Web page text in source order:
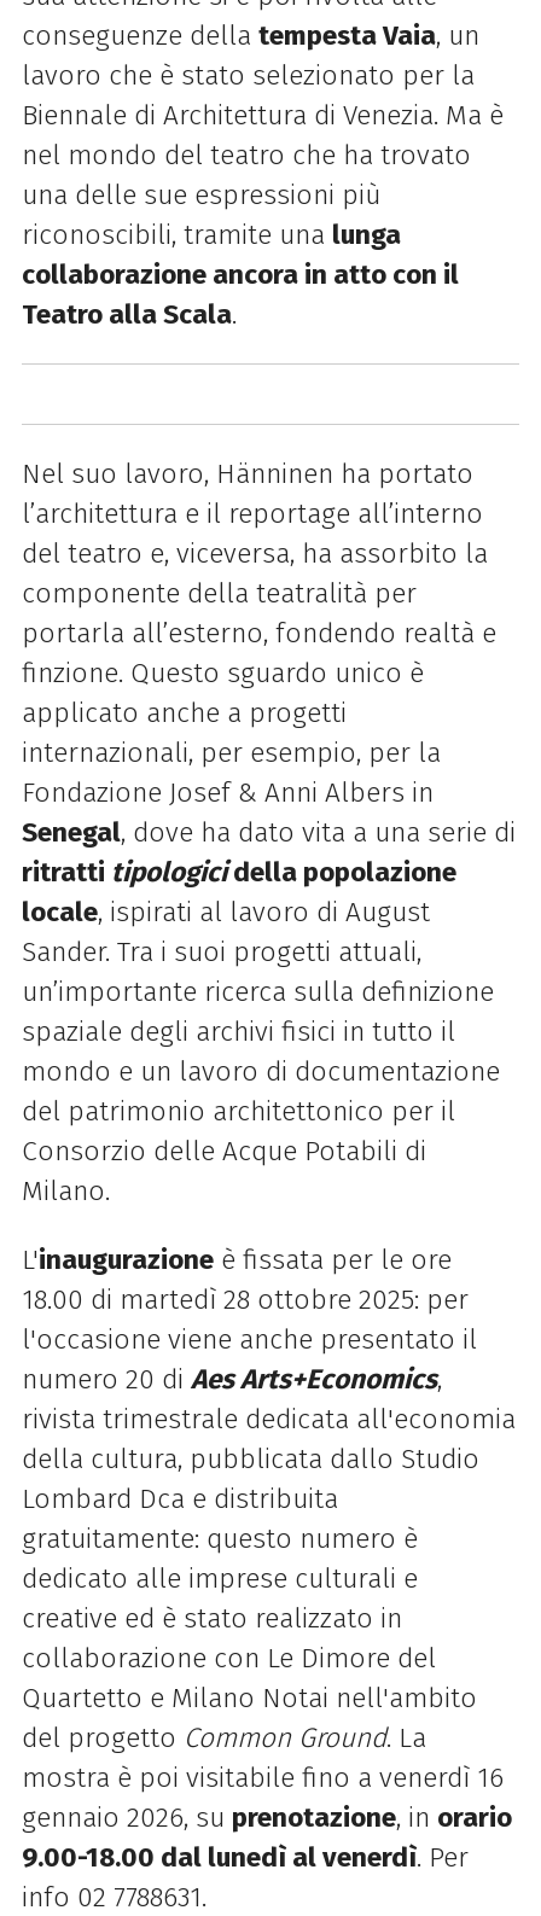
conseguenze della tempesta Vaia, un
lavoro che è stato selezionato per la
Biennale di Architettura di Venezia. Ma è
nel mondo del teatro che ha trovato
una delle sue espressioni più
riconoscibili, tramite una lunga
collaborazione ancora in atto con il
Teatro alla Scala.
Nel suo lavoro, Hänninen ha portato
l’architettura e il reportage all’interno
del teatro e, viceversa, ha assorbito la
componente della teatralità per
portarla all’esterno, fondendo realtà e
finzione. Questo sguardo unico è
applicato anche a progetti
internazionali, per esempio, per la
Fondazione Josef & Anni Albers in
Senegal, dove ha dato vita a una serie di
ritratti tipologicidella popolazione
locale, ispirati al lavoro di August
Sander. Tra i suoi progetti attuali,
un’importante ricerca sulla definizione
spaziale degli archivi fisici in tutto il
mondo e un lavoro di documentazione
del patrimonio architettonico per il
Consorzio delle Acque Potabili di
Milano.
L'inaugurazioneè fissata per le ore
18.00 di martedì 28 ottobre 2025: per
l'occasione viene anche presentato il
numero 20 di AesArts+Economics,
rivista trimestrale dedicata all'economia
della cultura, pubblicata dallo Studio
Lombard Dca e distribuita
gratuitamente: questo numero è
dedicato alle imprese culturali e
creative ed è stato realizzato in
collaborazione con Le Dimore del
Quartetto e Milano Notai nell'ambito
del progetto Common Ground. La
mostra è poi visitabile fino a venerdì 16
gennaio 2026, su prenotazione, in orario
9.00-18.00 dal lunedì al venerdì. Per
info 02 7788631.